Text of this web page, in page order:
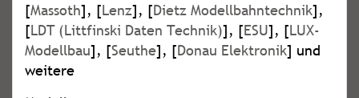
[Massoth], [Lenz], [Dietz Modellbahntechnik],
[LDT (Littfinski Daten Technik)], [ESU], [LUX-
Modellbau], [Seuthe], [Donau Elektronik] und
weitere